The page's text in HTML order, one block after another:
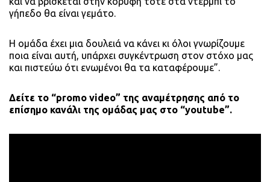
γήπεδο θα είναι γεμάτο.
Η ομάδα έχει μια δουλειά να κάνει κι όλοι γνωρίζουμε
ποια είναι αυτή, υπάρχει συγκέντρωση στον στόχο μας
και πιστεύω ότι ενωμένοι θα τα καταφέρουμε”.
Δείτε το “promo video” της αναμέτρησης από το
επίσημο κανάλι της ομάδας μας στο “youtube”.